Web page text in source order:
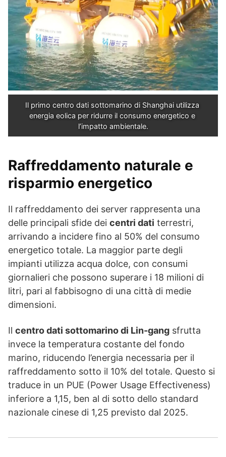
Il primo centro dati sottomarino di Shanghai utilizza
energia eolica per ridurre il consumo energetico e
l’impatto ambientale.
Raffreddamento naturale e
risparmio energetico
Il raffreddamento dei server rappresenta una
delle principali sfide dei centri dati terrestri,
arrivando a incidere fino al 50% del consumo
energetico totale. La maggior parte degli
impianti utilizza acqua dolce, con consumi
giornalieri che possono superare i 18 milioni di
litri, pari al fabbisogno di una città di medie
dimensioni.
Il centro dati sottomarino di Lin-gang sfrutta
invece la temperatura costante del fondo
marino, riducendo l’energia necessaria per il
raffreddamento sotto il 10% del totale. Questo si
traduce in un PUE (Power Usage Effectiveness)
inferiore a 1,15, ben al di sotto dello standard
nazionale cinese di 1,25 previsto dal 2025.